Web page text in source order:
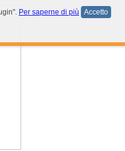
Per saperne di più Accetto